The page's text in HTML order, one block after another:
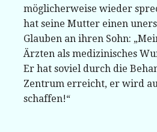
möglicherweise wieder
hat seine Mutter einen
Glauben an ihren Sohn:
Ärzten als medizinisches
Er hat soviel durch die
Zentrum erreicht, er wird
schaffen!“